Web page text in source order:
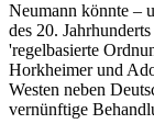
Neumann könnte –
des 20.
'regelbasierte
Horkheimer und
Westen neben
vernünftige